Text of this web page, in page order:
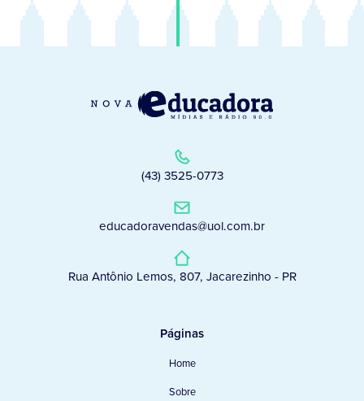
(43) 3525-0773
educadoravendas@uol.com.br
Rua Antônio Lemos, 807, Jacarezinho - PR
Páginas
Home
Sobre